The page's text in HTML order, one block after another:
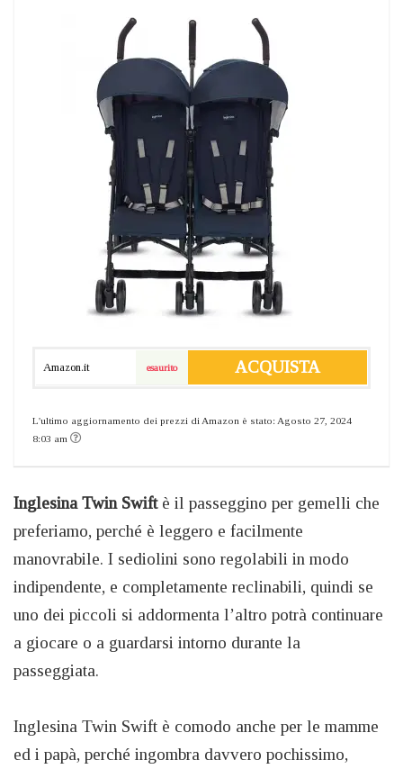
Amazon.it esaurito ACQUISTA
L'ultimo aggiornamento dei prezzi di Amazon è stato: Agosto 27, 2024
8:03 am
Inglesina Twin Swiftè il passeggino per gemelli che
preferiamo, perché è leggero e facilmente
manovrabile. I sediolini sono regolabili in modo
indipendente, e completamente reclinabili, quindi se
uno dei piccoli si addormenta l’altro potrà continuare
a giocare o a guardarsi intorno durante la
passeggiata.
Inglesina Twin Swift è comodo anche per le mamme
ed i papà, perché ingombra davvero pochissimo,